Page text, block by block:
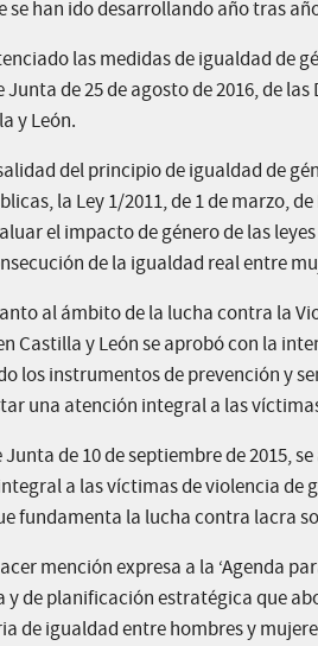
se han ido desarrollando año tras
las medidas de igualdad de
de 25 de agosto de 2016, de
y León.
del principio de igualdad de
la Ley 1/2011, de 1 de marzo,
el impacto de género de las
de la igualdad real entre
al ámbito de la lucha contra la
Castilla y León se aprobó con la
los instrumentos de prevención y
una atención integral a las
de 10 de septiembre de 2015,
a las víctimas de violencia de
fundamenta la lucha contra lacra
mención expresa a la ‘Agenda
y de planificación estratégica que
de igualdad entre hombres y